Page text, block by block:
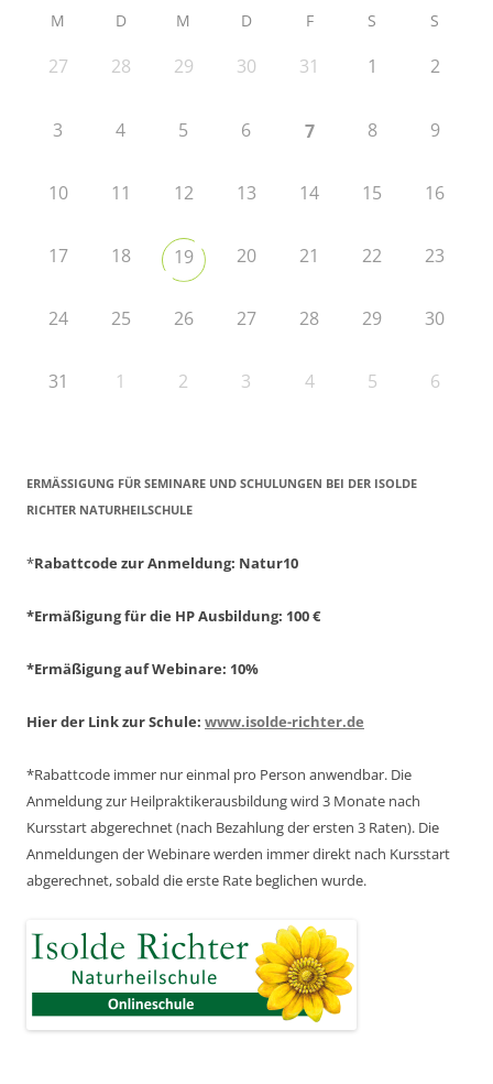
M D M D F S S
27 28 29 30 31 1 2
3 4 5 6 7 8 9
10 11 12 13 14 15 16
17 18 19 20 21 22 23
24 25 26 27 28 29 30
31 1 2 3 4 5 6
ERMÄSSIGUNG FÜR SEMINARE UND SCHULUNGEN BEI DER ISOLDE R
ICHTER NATURHEILSCHULE
*Rabattcode zur Anmeldung: Natur10
*Ermäßigung für die HP Ausbildung: 100 €
*Ermäßigung auf Webinare: 10%
Hier der Link zur Schule: www.isolde-richter.de
*Rabattcode immer nur einmal pro Person anwendbar. Die
Anmeldung zur Heilpraktikerausbildung wird 3 Monate nach
Kursstart abgerechnet(nach Bezahlung der ersten 3 Raten). Die
Anmeldungen der Webinare werden immer direkt nach Kursstart
abgerechnet,sobald die erste Rate beglichen wurde.